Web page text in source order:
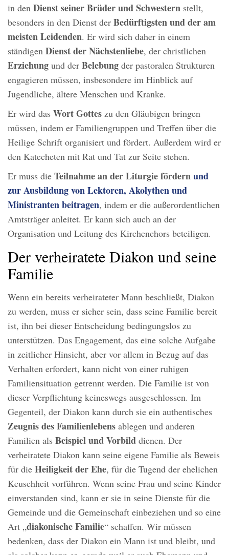
in den Dienst seiner Brüderund Schwestern stellt,
besonders in den Dienst der Bedürftigsten und der am
meisten Leidenden. Er wird sich daher in einem
ständigen Dienst der Nächstenliebe, der christlichen
Erziehung und der Belebung der pastoralen Strukturen
engagieren müssen, insbesondere im Hinblick auf
Jugendliche, ältere Menschen und Kranke.
Er wird das Wort Gottes zu den Gläubigen bringen
müssen, indem er Familiengruppen und Treffen über die
Heilige Schrift organisiert und fördert. Außerdem wird er
den Katecheten mit Rat und Tat zur Seite stehen.
Er muss die Teilnahme an der Liturgie fördernund
zur Ausbildung von Lektoren, Akolythen und
Ministranten beitragen, indem er die außerordentlichen
Amtsträger anleitet. Er kann sich auch an der
Organisation und Leitung des Kirchenchors beteiligen.
Der verheiratete Diakon und seine
Familie
Wenn ein bereits verheirateter Mann beschließt, Diakon
zu werden, muss er sicher sein, dass seine Familie bereit
ist, ihn bei dieser Entscheidung bedingungslos zu
unterstützen. Das Engagement, das eine solche Aufgabe
in zeitlicher Hinsicht, aber vor allem in Bezug auf das
Verhalten erfordert, kann nicht von einer ruhigen
Familiensituation getrennt werden. Die Familie ist von
dieser Verpflichtung keineswegs ausgeschlossen. Im
Gegenteil, der Diakon kann durch sie ein authentisches
Zeugnisdes Familienlebens ablegen und anderen
Familien als Beispiel und Vorbild dienen. Der
verheiratete Diakon kann seine eigene Familie als Beweis
für die Heiligkeit der Ehe, für die Tugend der ehelichen
Keuschheit vorführen. Wenn seine Frau und seine Kinder
einverstanden sind, kann er sie in seine Dienste für die
Gemeinde und die Gemeinschaft einbeziehen und so eine
Art „diakonische Familie“ schaffen. Wir müssen
bedenken, dass der Diakon ein Mann ist und bleibt, und